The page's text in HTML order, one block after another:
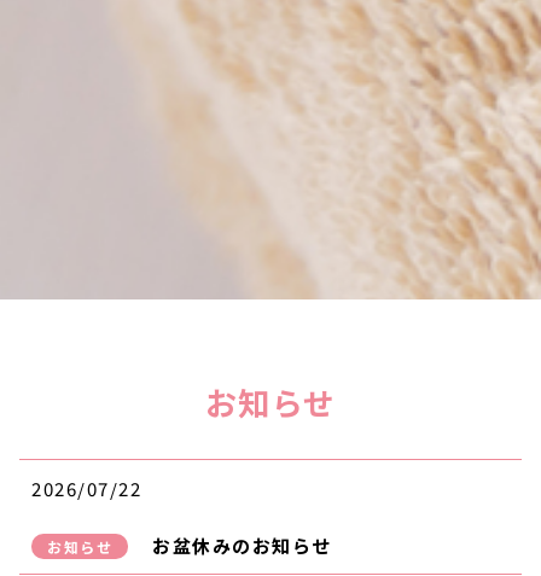
お知らせ
2026/07/22
お知らせ お盆休みのお知らせ